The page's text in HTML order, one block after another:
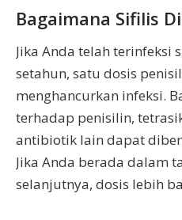
Bagaimana Sifilis
Jika Anda telah terinfeksi
setahun, satu dosis
menghancurkan infeksi.
terhadap penisilin,
antibiotik lain dapat
Jika Anda berada dalam
selanjutnya, dosis lebih